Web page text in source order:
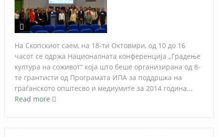
На Скопскиот саем, на 18-ти Октовмри, од 10 до 16
часот се одржа Националната конференција „Градење
култура на соживот“ која што беше организирана од 8-
те грантисти од Програмата ИПА за поддршка на
граѓанското општесво и медиумите за 2014 година...
Read more